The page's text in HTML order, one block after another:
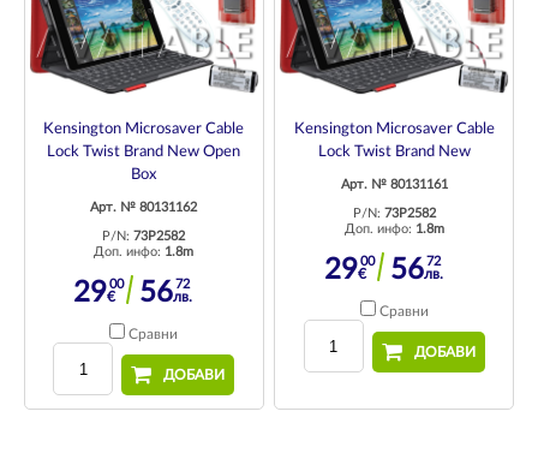
Kensington Microsaver Cable
Lock Twist Brand New Open
Box
Арт. № 80131162
P/N:73P2582
Доп. инфо: 1.8m
2900
€ 5672
лв.
Сравни
ДОБАВИ
Kensington Microsaver Cable
Lock Twist Brand New
Арт. № 80131161
P/N: 73P2582
Доп. инфо: 1.8m
2900
€ 5672
лв.
Сравни
ДОБАВИ